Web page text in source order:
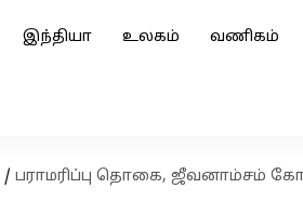
இந்தியா உலகம் வணிகம்
/ பராமரிப்பு தொகை, ஜீவனாம்சம்